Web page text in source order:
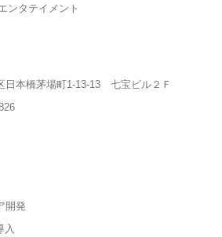
ンタテイメント
本橋茅場町1-13-13 七宝ビル２Ｆ
開発
入